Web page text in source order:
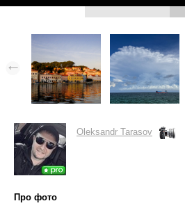
Oleksandr Tarasov
Про фото